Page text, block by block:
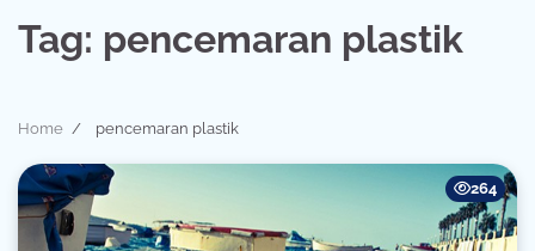
Tag: pencemaran plastik
Home pencemaran plastik
264